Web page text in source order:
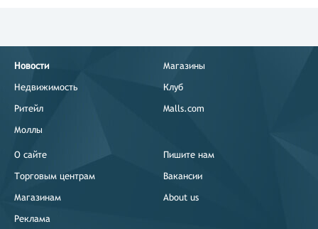
Новости
Недвижимость
Ритейл
Моллы
Магазины
Клуб
Malls.com
О сайте
Торговым центрам
Магазинам
Реклама
Пишите нам
Вакансии
About us